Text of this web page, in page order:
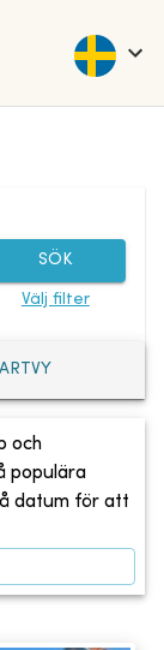
SÖK
Välj filter
och
populära
datum för att